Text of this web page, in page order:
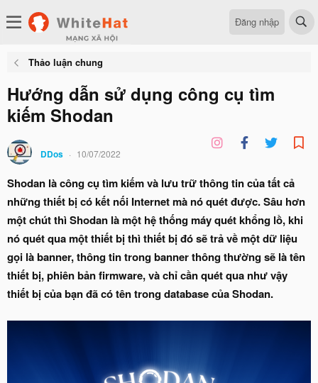
Đăng nhập
Thảo luận chung
Hướng dẫn sử dụng công cụ tìm
kiếm Shodan
DDos 10/07/2022
Shodan là công cụ tìm kiếm và lưu trữ thông tin của tất cả
những thiết bị có kết nối Internet mà nó quét được. Sâu hơn
một chút thì Shodan là một hệ thống máy quét khổng lồ, khi
nó quét qua một thiết bị thì thiết bị đó sẽ trả về một dữ liệu
gọi là banner, thông tin trong banner thông thường sẽ là tên
thiết bị, phiên bản firmware, và chỉ cần quét qua như vậy
thiết bị của bạn đã có tên trong database của Shodan.